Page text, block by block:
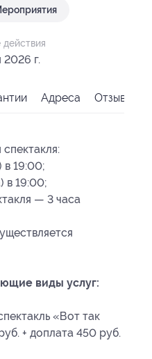
2026 г.
Адреса Отзывы
в 19:00;
в 19:00;
— 3 часа
виды услуг:
«Вот так
+ доплата 450 руб.